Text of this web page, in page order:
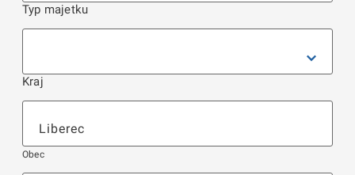
Typ majetku
Kraj
Obec